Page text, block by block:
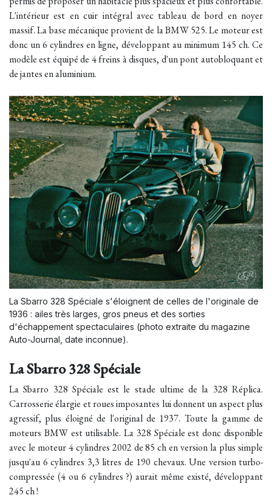
L'intérieur est en cuir intégral avec tableau de bord en noyer
massif. La base mécanique provient de la BMW 525. Le moteur est
donc un 6 cylindres en ligne, développant au minimum 145 ch. Ce
modèle est équipé de 4 freins à disques, d'un pont autobloquant et
de jantes en aluminium.
La Sbarro 328 Spéciale s'éloignent de celles de l'originale de
1936 : ailes très larges, gros pneus et des sorties
d'échappement spectaculaires (photo extraite du magazine
Auto-Journal, date inconnue).
La Sbarro 328 Spéciale
La Sbarro 328 Spéciale est le stade ultime de la 328 Réplica.
Carrosserie élargie et roues imposantes lui donnent un aspect plus
agressif, plus éloigné de l'original de 1937. Toute la gamme de
moteurs BMW est utilisable. La 328 Spéciale est donc disponible
avec le moteur 4 cylindres 2002 de 85 ch en version la plus simple
jusqu'au 6 cylindres 3,3 litres de 190 chevaux. Une version turbo-
compressée (4 ou 6 cylindres ?) aurait même existé, développant
245 ch !